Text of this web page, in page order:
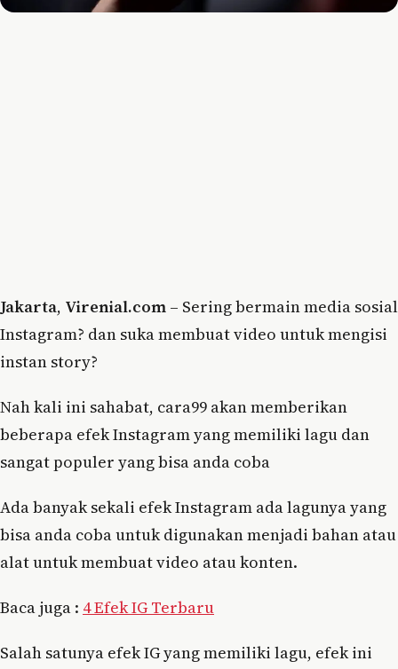
Jakarta, Virenial.com – Sering bermain media sosial
Instagram? dan suka membuat video untuk mengisi
instan story?
Nah kali ini sahabat, cara99 akan memberikan
beberapa efek Instagram yang memiliki lagu dan
sangat populer yang bisa anda coba
Ada banyak sekali efek Instagram ada lagunya yang
bisa anda coba untuk digunakan menjadi bahan atau
alat untuk membuat video atau konten.
Baca juga : 4 Efek IG Terbaru
Salah satunya efek IG yang memiliki lagu, efek ini